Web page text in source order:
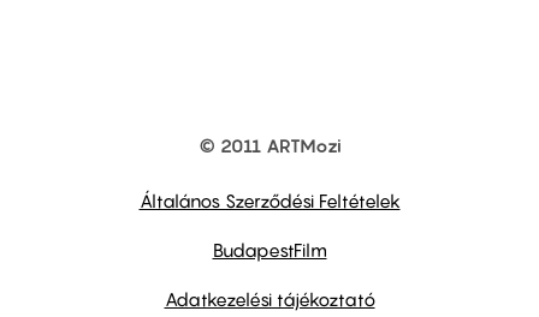
© 2011 ARTMozi
Általános Szerződési Feltételek
BudapestFilm
Adatkezelési tájékoztató